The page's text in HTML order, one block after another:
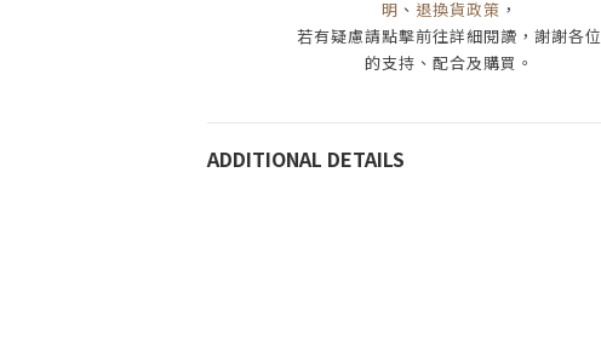
明 、 退換貨政策 ，
若有疑慮請點擊前往詳細閱讀，謝謝各位
的支持、配合及購買 。
ADDITIONAL DETAILS